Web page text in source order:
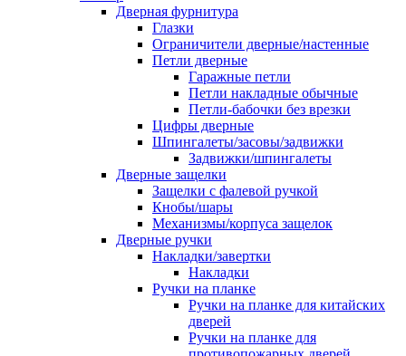
Дверная фурнитура
Глазки
Ограничители дверные/настенные
Петли дверные
Гаражные петли
Петли накладные обычные
Петли-бабочки без врезки
Цифры дверные
Шпингалеты/засовы/задвижки
Задвижки/шпингалеты
Дверные защелки
Защелки с фалевой ручкой
Кнобы/шары
Механизмы/корпуса защелок
Дверные ручки
Накладки/завертки
Накладки
Ручки на планке
Ручки на планке для китайских
дверей
Ручки на планке для